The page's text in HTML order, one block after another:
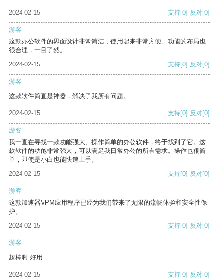
2024-02-15 支持[0] 反对[0]
游客
这款办公软件的界面设计非常简洁，使用起来非常方便。功能的布局也
很合理，一目了然。
2024-02-15
支持[0] 反对[0]
游客
这款软件简直是神器，解决了我所有问题。
2024-02-15 支持[0] 反对[0]
游客
我一直在寻找一款功能强大、操作简单的办公软件，终于找到了它。这
款软件的功能非常强大，可以满足我日常办公的所有需求。操作也很简
单，即使是小白也能快速上手。
2024-02-15
支持[0] 反对[0]
游客
这款加速器VPM应用程序已经为我们带来了无限的流畅体验和安全性保
护。
2024-02-15
支持[0] 反对[0]
游客
超棒啊 好用
2024-02-15 支持[0] 反对[0]